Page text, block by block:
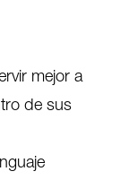
mejor a
de sus